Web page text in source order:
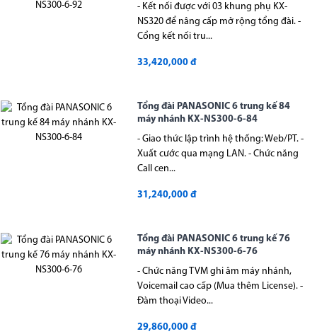
- Kết nối được với 03 khung phụ KX-
NS320 để nâng cấp mở rộng tổng đài. -
Cổng kết nối tru...
33,420,000 đ
Tổng đài PANASONIC 6 trung kế 84
máy nhánh KX-NS300-6-84
- Giao thức lập trình hệ thống: Web/PT. -
Xuất cước qua mạng LAN. - Chức năng
Call cen...
31,240,000 đ
Tổng đài PANASONIC 6 trung kế 76
máy nhánh KX-NS300-6-76
- Chức năng TVM ghi âm máy nhánh,
Voicemail cao cấp (Mua thêm License). -
Đàm thoại Video...
29,860,000 đ